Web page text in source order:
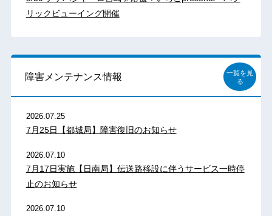
リックビューイング開催
障害メンテナンス情報
一覧を見
る
2026.07.25
7月25日【都城局】障害復旧のお知らせ
2026.07.10
7月17日実施【日南局】伝送路移設に伴うサービス一時停
止のお知らせ
2026.07.10